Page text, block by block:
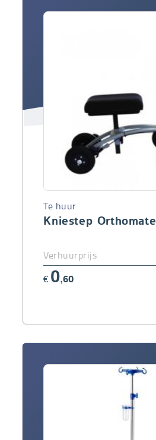
Kniestep Orthomate
Te huur
Verhuurprijs
€ 0,60